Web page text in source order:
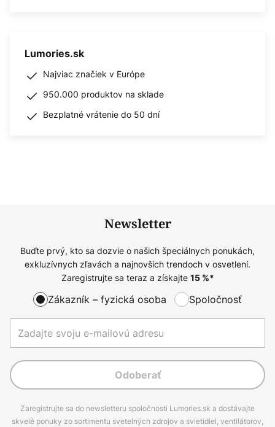
Lumories.sk
Najviac značiek v Európe
950.000 produktov na sklade
Bezplatné vrátenie do 50 dní
Newsletter
Buďte prvý, kto sa dozvie o našich špeciálnych ponukách,
exkluzívnych zľavách a najnovších trendoch v osvetlení.
Zaregistrujte sa teraz a získajte 15%*
Zákazník – fyzická osoba Spoločnosť
Odoberať
Zaregistrujte sa do newsletteru spoločnosti Lumories.sk a dostávajte
skvelé ponuky zo sortimentu svetelných zdrojov a svietidiel, ventilátorov,